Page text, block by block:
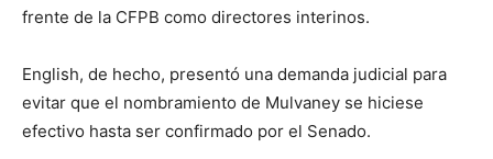
frente de la CFPB como directores interinos.
English, de hecho, presentó una demanda judicial para
evitar que el nombramiento de Mulvaney se hiciese
efectivo hasta ser confirmado por el Senado.